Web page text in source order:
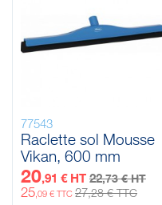
77543
Raclette sol Mousse
Vikan, 600 mm
20,91 € HT 22,73 € HT
25,09 € TTC 27,28 € TTC